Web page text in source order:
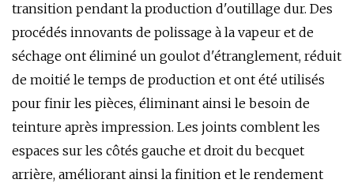
transition pendant la production d'outillage dur. Des
procédés innovants de polissage à la vapeur et de
séchage ont éliminé un goulot d'étranglement, réduit
de moitié le temps de production et ont été utilisés
pour finir les pièces, éliminant ainsi le besoin de
teinture après impression. Les joints comblent les
espaces sur les côtés gauche et droit du becquet
arrière, améliorant ainsi la finition et le rendement